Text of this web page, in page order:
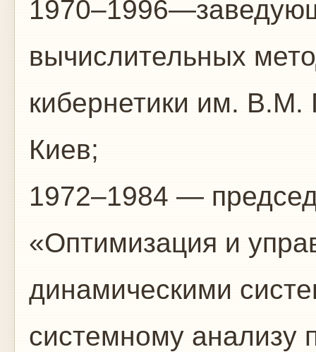
вычислительных
кибернетики им. В.М.
Киев;
1972–1984 —
«Оптимизация и
динамическими
системному